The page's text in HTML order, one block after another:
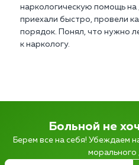
наркологическую помощь
приехали быстро, провели
порядок. Понял, что нужно
к наркологу.
Больной не
Берем все на себя! Убеждаем
морального